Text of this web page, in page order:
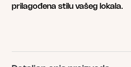
страници
prilagođena stilu vašeg lokala.